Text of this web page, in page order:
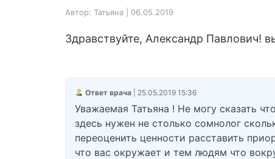
Автор: Татьяна | 06.05.2019
Здравствуйте, Александр Павлович!
Ответ врача| 25.05.2019 15:36
Уважаемая Татьяна ! Не могу сказать
здесь нужен не столько сомнолог
переоценить ценности расставить
что вас окружает и тем людям что